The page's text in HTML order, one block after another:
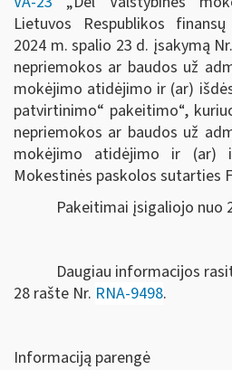
Lietuvos Respublikos
2024 m. spalio 23 d. įsakymą
nepriemokos ar baudos už
mokėjimo atidėjimo ir (ar)
patvirtinimo“ pakeitimo“,
nepriemokos ar baudos už
mokėjimo atidėjimo ir (ar)
Mokestinės paskolos sutarties
Pakeitimai įsigaliojo nuo
Daugiau informacijos
28 rašte Nr. RNA-9498.
Informaciją parengė